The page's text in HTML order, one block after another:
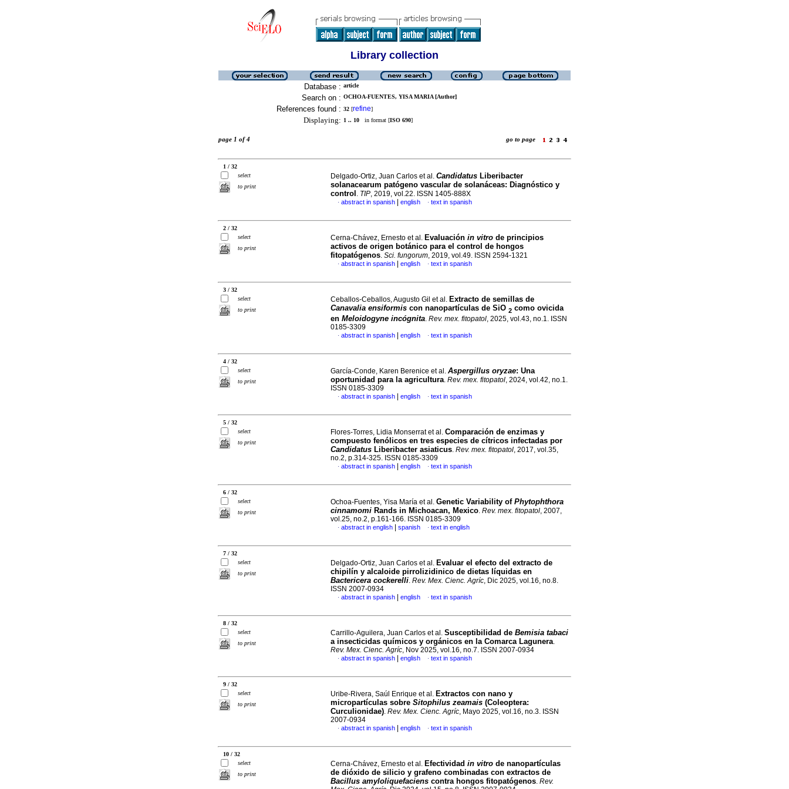
Library collection
Database : article
Search on : OCHOA-FUENTES, YISA MARIA [Author]
References found : 32 [refine]
Displaying: 1 .. 10 in format [ISO 690]
page 1 of 4 go to page
1 / 32
select
to print
Delgado-Ortiz, Juan Carlos et al. Candidatus Liberibacter
solanacearum patógeno vascular de solanáceas: Diagnóstico y
control . TIP, 2019, vol.22. ISSN 1405-888X
· abstract in spanish english · text in spanish
2 / 32
select
to print
Cerna-Chávez, Ernesto et al. Evaluación in vitro de principios
activos de origen botánico para el control de hongos
fitopatógenos. Sci. fungorum, 2019, vol.49. ISSN 2594-1321
· abstract in spanish english · text in spanish
3 / 32
select
to print
Ceballos-Ceballos, Augusto Gil et al. Extracto de semillas de
Canavalia ensiformis con nanopartículas de SiO 2 como ovicida
en Meloidogyne incógnita Rev. mex. fitopatol , 2025, vol.43, no.1. ISSN
0185-3309
· abstract in spanish | english · text in spanish
4 / 32
select
to print
García-Conde, Karen Berenice et al. Aspergillus oryzae: Una
oportunidad para la agricultura. Rev. mex. fitopatol, 2024, vol.42, no.1.
ISSN 0185-3309
· abstract in spanish english · text in spanish
5 / 32
select
to print
Flores-Torres, Lidia Monserrat et al. Comparación de enzimas y
compuesto fenólicos en tres especies de cítricos infectadas por
Candidatus Liberibacter asiaticus. Rev. mex. fitopatol, 2017, vol.35,
no.2, p.314-325. ISSN 0185-3309
· abstract in spanish english · text in spanish
6 / 32
select
to print
Ochoa-Fuentes, Yisa María et al. Genetic Variability of Phytophthora
cinnamomi Rands in Michoacan, Mexico. Rev. mex. fitopatol, 2007,
vol.25, no.2, p.161-166. ISSN 0185-3309
· abstract in english spanish · text in english
7 / 32
select
to print
Delgado-Ortiz, Juan Carlos et al. Evaluar el efecto del extracto de
chipilín y alcaloide pirrolizidinico de dietas líquidas en
Bactericera cockerelli. Rev. Mex. Cienc. Agríc, Dic 2025, vol.16, no.8.
ISSN 2007-0934
· abstract in spanish english · text in spanish
8 / 32
select
to print
Carrillo-Aguilera, Juan Carlos et al. Susceptibilidad de Bemisia tabaci
a insecticidas químicos y orgánicos en la Comarca Lagunera.
Rev. Mex. Cienc. Agríc, Nov 2025, vol.16, no.7. ISSN 2007-0934
· abstract in spanish english · text in spanish
9 / 32
select
to print
Uribe-Rivera, Saúl Enrique et al. Extractos con nano y
micropartículas sobre Sitophilus zeamais (Coleoptera:
Curculionidae). Rev. Mex. Cienc. Agríc, Mayo 2025, vol.16, no.3. ISSN
2007-0934
· abstract in spanish english · text in spanish
10 / 32
select
to print
Cerna-Chávez, Ernesto et al. Efectividad in vitro de nanopartículas
de dióxido de silicio y grafeno combinadas con extractos de
Bacillus amyloliquefaciens contra hongos fitopatógenos. Rev.